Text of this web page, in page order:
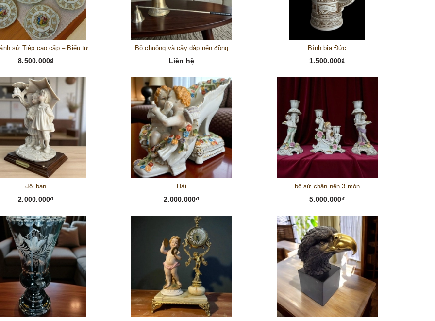
8.500.000₫
Bộ chuông và cây dập nến đồng
Liên hệ
Bình bia Đức
1.500.000₫
đôi bạn
2.000.000₫
Hài
2.000.000₫
bộ sứ chân nên 3 món
5.000.000₫